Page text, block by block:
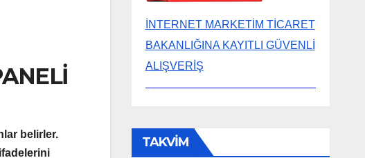
belirler.
İNTERNET MARKETİM TİCARET
BAKANLIĞINA KAYITLI GÜVENLİ
ALIŞVERİŞ
TAKVİM